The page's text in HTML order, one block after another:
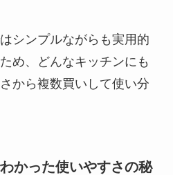
シンプルながらも実用的
め、どんなキッチンにも
から複数買いして使い分
かった使いやすさの秘